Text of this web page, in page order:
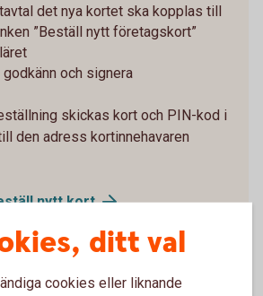
det nya kortet ska kopplas till
”Beställ nytt företagskort”
godkänn och signera
skickas kort och PIN-kod i
den adress kortinnehavaren
nyttkort
ditt val
cookies eller liknande